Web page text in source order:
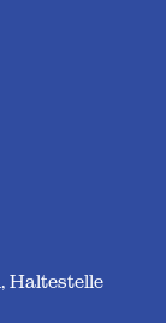
Haltestelle